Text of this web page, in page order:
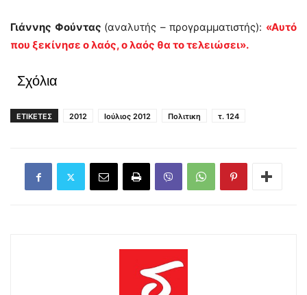
Γιάννης Φούντας (αναλυτής – προγραμματιστής): «Αυτό
που ξεκίνησε ο λαός, ο λαός θα το τελειώσει».
Σχόλια
ΕΤΙΚΕΤΕΣ 2012 Ιούλιος 2012 Πολιτικη τ. 124